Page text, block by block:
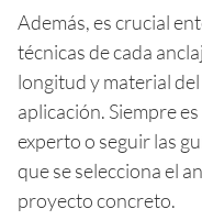
Además, es crucial
técnicas de cada
longitud y material
aplicación. Siempre
experto o seguir las
que se selecciona el
proyecto concreto.